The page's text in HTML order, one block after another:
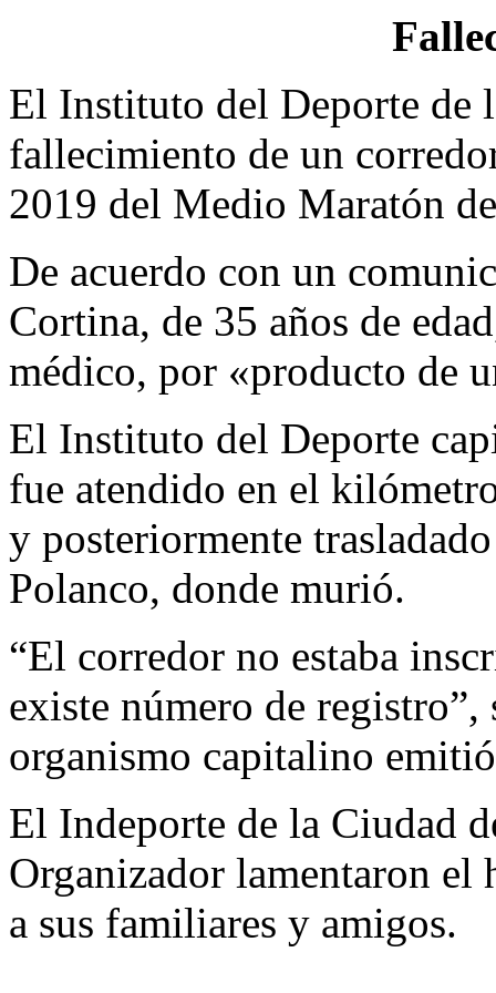
El Instituto del Deporte de
fallecimiento de un
2019 del Medio Maratón
De acuerdo con un
Cortina, de 35 años de
médico, por «producto de
El Instituto del Deporte
fue atendido en el
y posteriormente
Polanco, donde murió.
“El corredor no estaba
existe número de
organismo capitalino
El Indeporte de la Ciudad
Organizador lamentaron el
a sus familiares y amigos.